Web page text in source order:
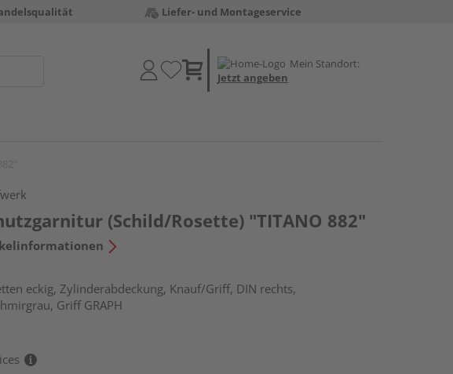
Liefer- und Montageservice
Mein Standort:
Jetzt angeben
(Schild/Rosette) "TITANO 882"
eckig, Zylinderabdeckung, Knauf/Griff, DIN rechts,
Griff GRAPH